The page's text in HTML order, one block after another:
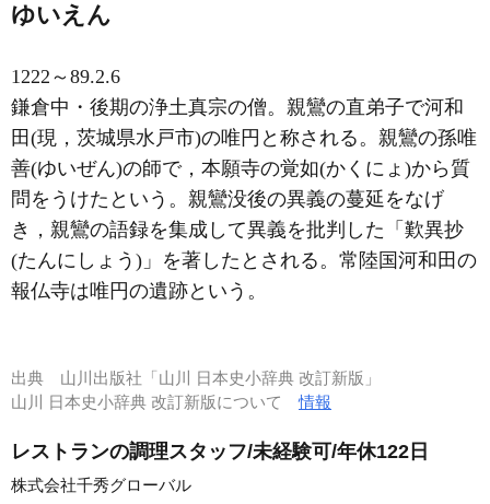
ゆいえん
1222～89.2.6
鎌倉中・後期の浄土真宗の僧。親鸞の直弟子で河和
田(現，茨城県水戸市)の唯円と称される。親鸞の孫唯
善(ゆいぜん)の師で，本願寺の覚如(かくにょ)から質
問をうけたという。親鸞没後の異義の蔓延をなげ
き，親鸞の語録を集成して異義を批判した「歎異抄
(たんにしょう)」を著したとされる。常陸国河和田の
報仏寺は唯円の遺跡という。
出典 山川出版社「山川 日本史小辞典 改訂新版」
山川 日本史小辞典 改訂新版について情報
レストランの調理スタッフ/未経験可/年休122日
株式会社千秀グローバル